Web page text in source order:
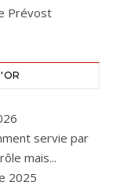
servie par
mais...
2025